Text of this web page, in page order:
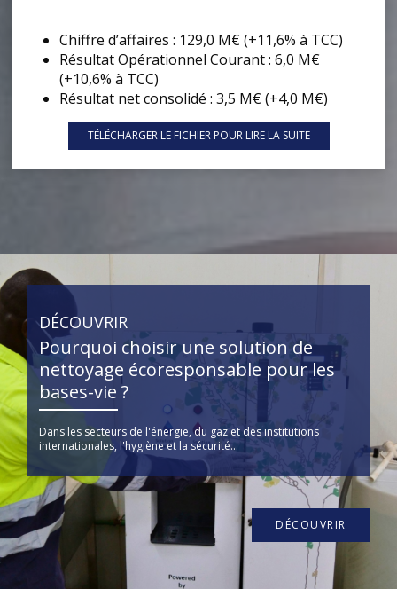
Chiffre d’affaires : 129,0 M€ (+11,6% à TCC)
Résultat Opérationnel Courant : 6,0 M€
(+10,6% à TCC)
Résultat net consolidé : 3,5 M€ (+4,0 M€)
TÉLÉCHARGER LE FICHIER POUR LIRE LA SUITE
DÉCOUVRIR
Pourquoi choisir une solution de
nettoyage écoresponsable pour les
bases-vie ?
Dans les secteurs de l'énergie, du gaz et des institutions
internationales, l'hygiène et la sécurité...
DÉCOUVRIR